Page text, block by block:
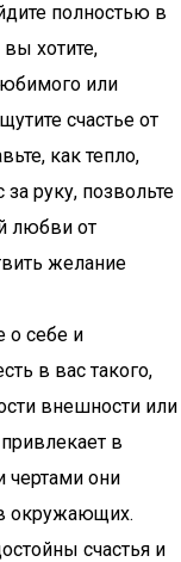
полностью в
хотите,
или
счастье от
как тепло,
руку, позвольте
любви от
желание
о себе и
в вас такого,
внешности или
в
они
окружающих.
счастья и